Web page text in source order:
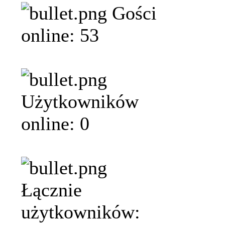
Gości
online: 53
Użytkowników
online: 0
Łącznie
użytkowników: